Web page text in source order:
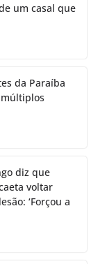
um casal que
da Paraíba
diz que
voltar
‘Forçou a